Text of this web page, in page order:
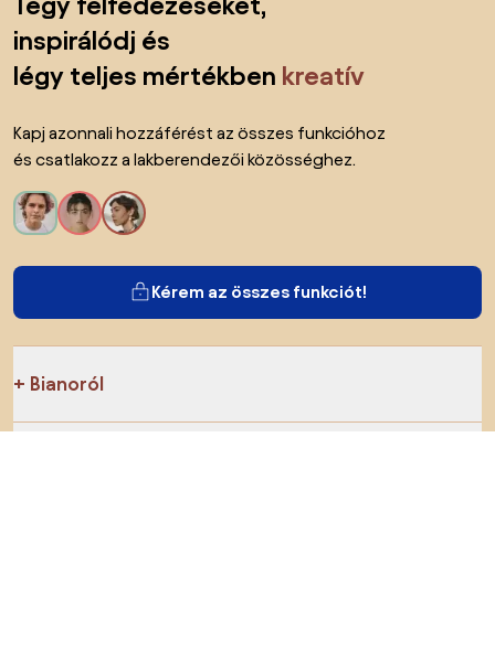
inspirálódj és
légy teljes mértékben kreatív
Kapj azonnali hozzáférést az összes funkcióhoz
és csatlakozz a lakberendezői közösséghez.
Kérem az összes funkciót!
Bianoról